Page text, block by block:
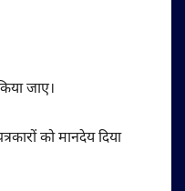
जाए।
को मानदेय दिया